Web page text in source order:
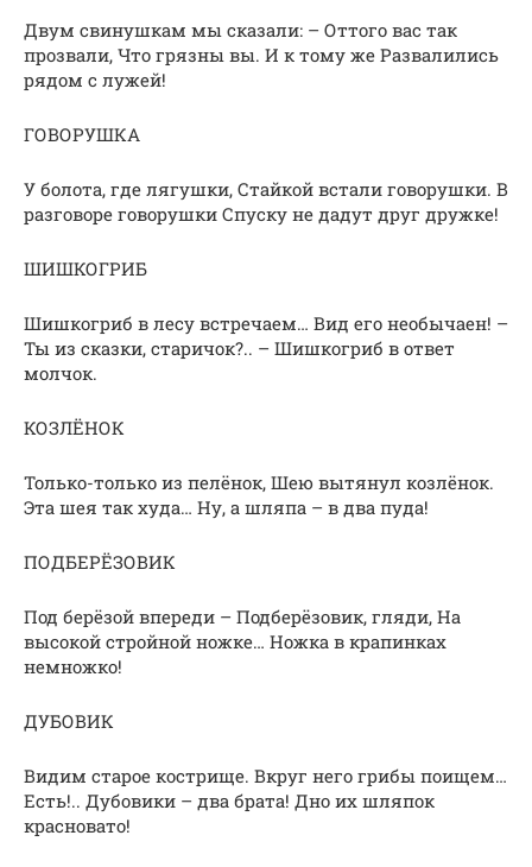
Двум свинушкам мы сказали: – Оттого вас так
прозвали, Что грязны вы. И к тому же Развалились
рядом с лужей!
ГОВОРУШКА
У болота, где лягушки, Стайкой встали говорушки. В
разговоре говорушки Спуску не дадут друг дружке!
ШИШКОГРИБ
Шишкогриб в лесу встречаем… Вид его необычаен! –
Ты из сказки, старичок?.. – Шишкогриб в ответ
молчок.
КОЗЛЁНОК
Только-только из пелёнок, Шею вытянул козлёнок.
Эта шея так худа… Ну, а шляпа – в два пуда!
ПОДБЕРЁЗОВИК
Под берёзой впереди – Подберёзовик, гляди, На
высокой стройной ножке… Ножка в крапинках
немножко!
ДУБОВИК
Видим старое кострище. Вкруг него грибы поищем…
Есть!.. Дубовики – два брата! Дно их шляпок
красновато!